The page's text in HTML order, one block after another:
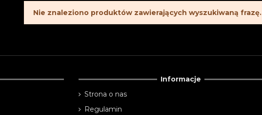
Nie znaleziono produktów zawierających wyszukiwaną frazę.
Informacje
Strona o nas
Regulamin